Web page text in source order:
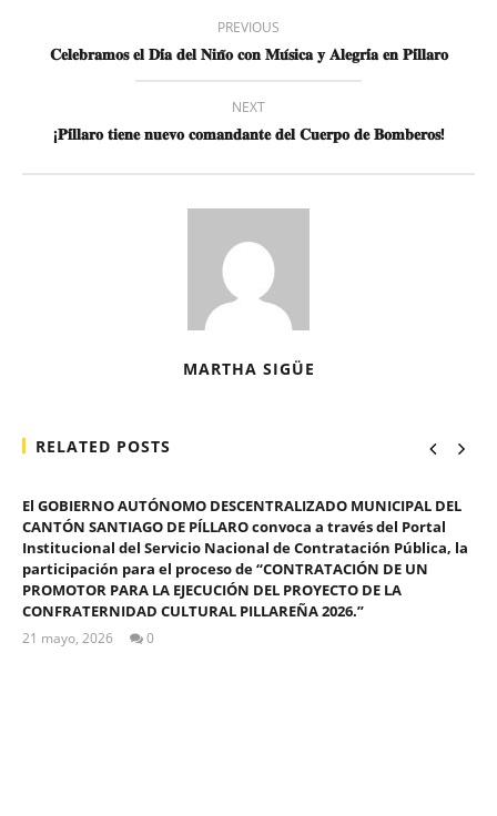
PREVIOUS
𝐂𝐞𝐥𝐞𝐛𝐫𝐚𝐦𝐨𝐬 𝐞𝐥 𝐃𝐢́𝐚 𝐝𝐞𝐥 𝐍𝐢𝐧̃𝐨 𝐜𝐨𝐧 𝐌𝐮́𝐬𝐢𝐜𝐚 𝐲 𝐀𝐥𝐞𝐠𝐫𝐢́𝐚 𝐞𝐧 𝐏𝐢́𝐥𝐥𝐚𝐫𝐨
NEXT
¡𝐏𝐢́𝐥𝐥𝐚𝐫𝐨 𝐭𝐢𝐞𝐧𝐞 𝐧𝐮𝐞𝐯𝐨 𝐜𝐨𝐦𝐚𝐧𝐝𝐚𝐧𝐭𝐞 𝐝𝐞𝐥 𝐂𝐮𝐞𝐫𝐩𝐨 𝐝𝐞 𝐁𝐨𝐦𝐛𝐞𝐫𝐨𝐬!
MARTHA SIGÜE
RELATED POSTS
El GOBIERNO AUTÓNOMO DESCENTRALIZADO MUNICIPAL DEL
CANTÓN SANTIAGO DE PÍLLARO convoca a través del Portal
Institucional del Servicio Nacional de Contratación Pública, la
participación para el proceso de “CONTRATACIÓN DE UN
PROMOTOR PARA LA EJECUCIÓN DEL PROYECTO DE LA
CONFRATERNIDAD CULTURAL PILLAREÑA 2026.”
21 mayo, 2026
0